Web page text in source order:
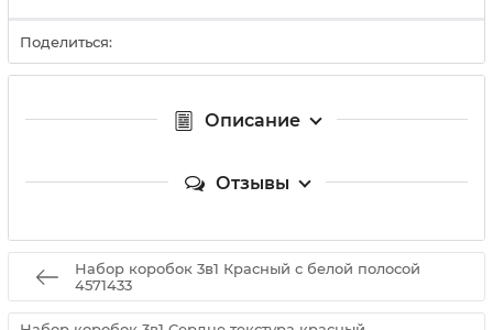
Поделиться:
Описание
Отзывы
Набор коробок 3в1 Красный с белой полосой
4571433